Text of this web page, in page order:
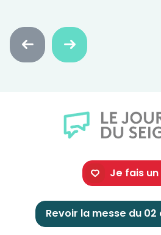
Faire
défiler
Faire
défiler
Je fais
Revoir la messe du